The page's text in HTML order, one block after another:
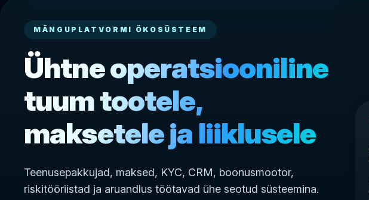
MÄNGUPLATVORMI ÖKOSÜSTEEM
Ühtne operatsiooniline
tuum tootele,
maksetele ja liiklusele
Teenusepakkujad, maksed, KYC, CRM, boonusmootor,
riskitööriistad ja aruandlus töötavad ühe seotud süsteemina.